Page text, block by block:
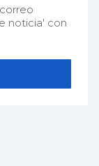
noticia' con